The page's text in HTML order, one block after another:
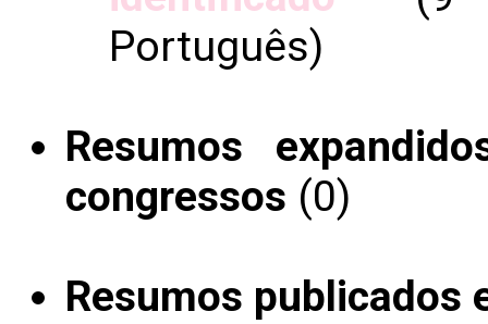
Português)
Resumos
congressos (0)
Resumos publicados